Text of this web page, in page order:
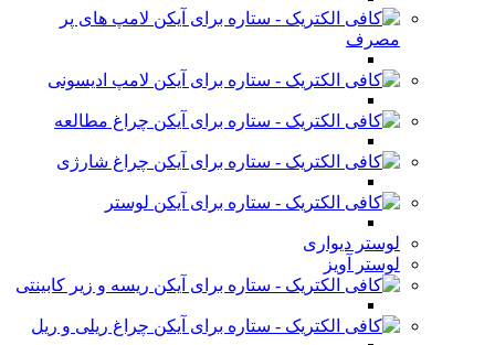
لامپ های پر
مصرف
لامپ ادیسونی
چراغ مطالعه
چراغ شارژی
لوستر
لوستر دیواری
لوستر آویز
ریسه و زیر کابینتی
چراغ ریلی و ریل